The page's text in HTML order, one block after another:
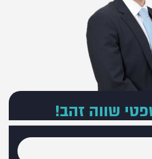
שווה זהב!